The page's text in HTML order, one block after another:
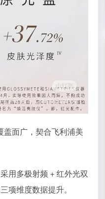
面广，契合飞利浦美
采用多极射频 + 红外光双
项维度数据提升。